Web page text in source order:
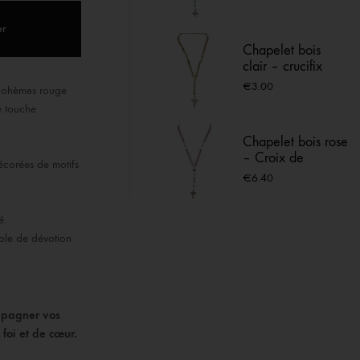
rouge
touche
de motifs
de dévotion
vos
foi et de cœur.
Chapelet bois
clair – crucifix
émaillé bleu de
€3.00
Chapelet bois rose
– Croix de
Lourdes
€6.40